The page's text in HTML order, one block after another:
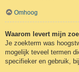
Omhoog
Waarom levert mijn
Je zoekterm was
mogelijk teveel termen
specifieker en gebruik,